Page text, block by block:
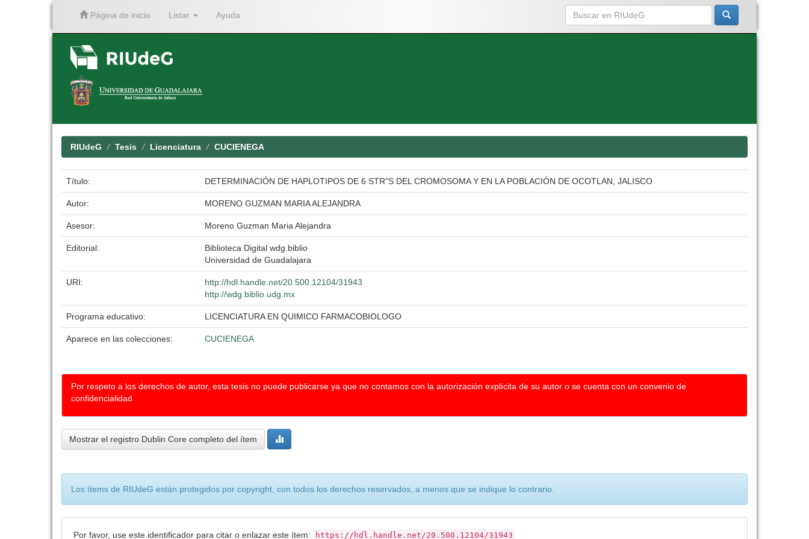
Página de inicio Listar Ayuda
RIUdeG Tesis Licenciatura CUCIENEGA
Título: DETERMINACIÓN DE HAPLOTIPOS DE 6 STR"S DEL CROMOSOMA Y EN LA POBLACIÓN DE OCOTLAN, JALISCO
Autor: MORENO GUZMAN MARIA ALEJANDRA
Asesor: Moreno Guzman Maria Alejandra
Editorial:
Biblioteca Digital wdg.biblio
Universidad de Guadalajara
URI:
http://hdl.handle.net/20.500.12104/31943
http://wdg.biblio.udg.mx
Programa educativo: LICENCIATURA EN QUIMICO FARMACOBIOLOGO
Aparece en las colecciones: CUCIENEGA
Por respeto a los derechos de autor, esta tesis no puede publicarse ya que no contamos con la autorización explícita de su autor o se cuenta con un convenio de
confidencialidad
Mostrar el registro Dublin Core completo del ítem
Los ítems de RIUdeG están protegidos por copyright, con todos los derechos reservados, a menos que se indique lo contrario.
Por favor, use este identificador para citar o enlazar este ítem: https://hdl.handle.net/20.500.12104/31943